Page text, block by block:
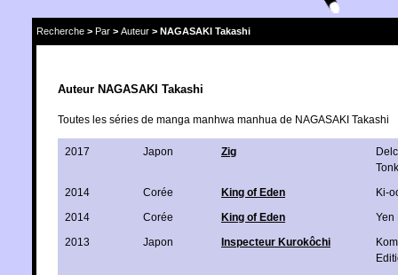
Recherche > Par > Auteur > NAGASAKI Takashi
Auteur NAGASAKI Takashi
Toutes les séries de manga manhwa manhua de NAGASAKI Takashi
2017 Japon Zig
2014
Corée King of Eden
Ki-
2014
Corée King of Eden
Yen
2013
Japon Inspecteur Kurokôchi